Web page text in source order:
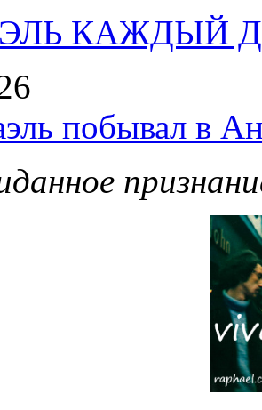
КАЖДЫЙ
побывал в